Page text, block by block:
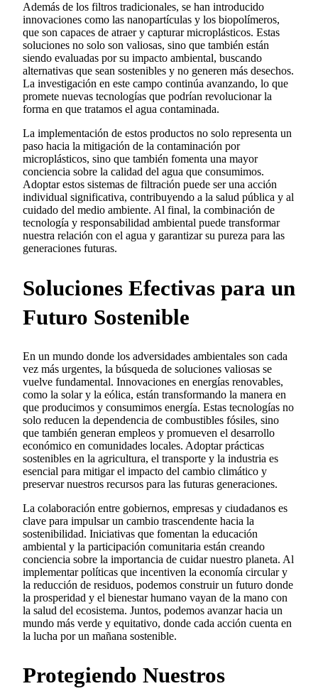
Además de los filtros tradicionales, se han introducido
innovaciones como las nanopartículas y los biopolímeros,
que son capaces de atraer y capturar microplásticos. Estas
soluciones no solo son valiosas, sino que también están
siendo evaluadas por su impacto ambiental, buscando
alternativas que sean sostenibles y no generen más desechos.
La investigación en este campo continúa avanzando, lo que
promete nuevas tecnologías que podrían revolucionar la
forma en que tratamos el agua contaminada.
La implementación de estos productos no solo representa un
paso hacia la mitigación de la contaminación por
microplásticos, sino que también fomenta una mayor
conciencia sobre la calidad del agua que consumimos.
Adoptar estos sistemas de filtración puede ser una acción
individual significativa, contribuyendo a la salud pública y al
cuidado del medio ambiente. Al final, la combinación de
tecnología y responsabilidad ambiental puede transformar
nuestra relación con el agua y garantizar su pureza para las
generaciones futuras.
Soluciones Efectivas para un
Futuro Sostenible
En un mundo donde los adversidades ambientales son cada
vez más urgentes, la búsqueda de soluciones valiosas se
vuelve fundamental. Innovaciones en energías renovables,
como la solar y la eólica, están transformando la manera en
que producimos y consumimos energía. Estas tecnologías no
solo reducen la dependencia de combustibles fósiles, sino
que también generan empleos y promueven el desarrollo
económico en comunidades locales. Adoptar prácticas
sostenibles en la agricultura, el transporte y la industria es
esencial para mitigar el impacto del cambio climático y
preservar nuestros recursos para las futuras generaciones.
La colaboración entre gobiernos, empresas y ciudadanos es
clave para impulsar un cambio trascendente hacia la
sostenibilidad. Iniciativas que fomentan la educación
ambiental y la participación comunitaria están creando
conciencia sobre la importancia de cuidar nuestro planeta. Al
implementar políticas que incentiven la economía circular y
la reducción de residuos, podemos construir un futuro donde
la prosperidad y el bienestar humano vayan de la mano con
la salud del ecosistema. Juntos, podemos avanzar hacia un
mundo más verde y equitativo, donde cada acción cuenta en
la lucha por un mañana sostenible.
Protegiendo Nuestros